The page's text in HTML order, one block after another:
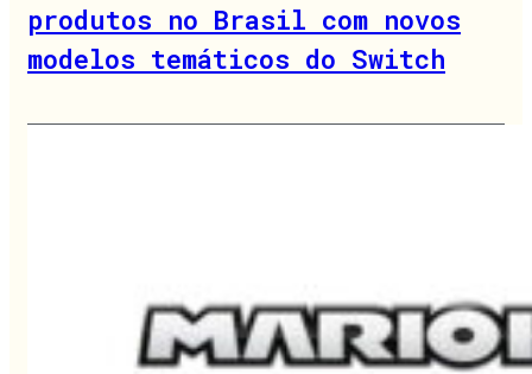
produtos no Brasil com novos
modelos temáticos do Switch